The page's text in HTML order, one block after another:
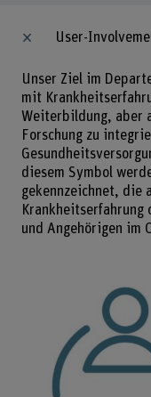
User-
Unser Ziel im
mit
Weiterbildung, aber
Forschung zu
diesem Symbol
gekennzeichnet, die
Krankheitserfahrung
und Angehörigen im